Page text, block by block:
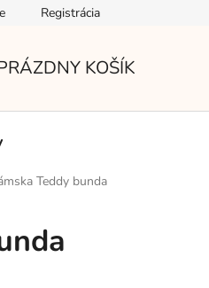
Reklamačný poriadok
Registrácia
KOŠÍK
Teddy bunda